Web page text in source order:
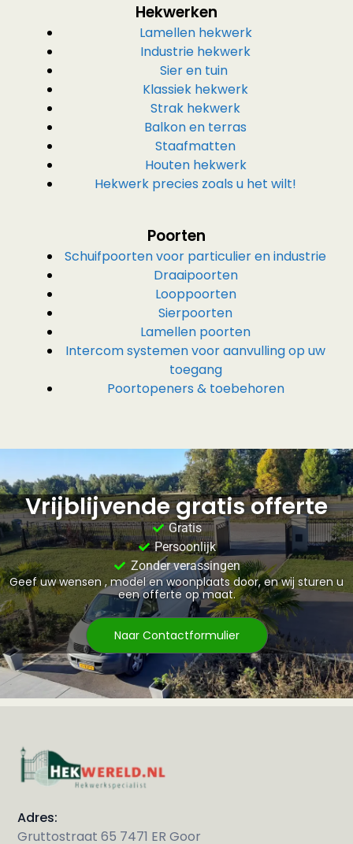
Hekwerken
Lamellen hekwerk
Industrie hekwerk
Sier en tuin
Klassiek hekwerk
Strak hekwerk
Balkon en terras
Staafmatten
Houten hekwerk
Hekwerk precies zoals u het wilt!
Poorten
Schuifpoorten voor particulier en industrie
Draaipoorten
Looppoorten
Sierpoorten
Lamellen poorten
Intercom systemen voor aanvulling op uw
toegang
Poortopeners & toebehoren
Vrijblijvende gratis offerte
Gratis
Persoonlijk
Zonder verassingen
Geef uw wensen , model en woonplaats door, en wij sturen u
een offerte op maat.
Naar Contactformulier
Adres:
Gruttostraat 65 7471 ER Goor